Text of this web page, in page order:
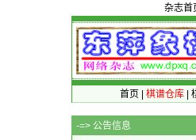
杂志首
首页 棋谱仓库|
-=> 公告信息